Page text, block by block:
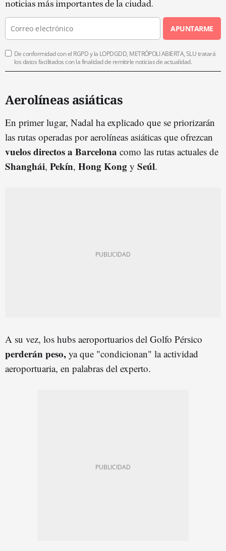
noticias más importantes de la ciudad.
APUNTARME
De conformidad con el RGPD y la LOPDGDD, METRÓPOLI ABIERTA, SLU tratará
los datos facilitados con la finalidad de remitirle noticias de actualidad.
Aerolíneas asiáticas
En primer lugar, Nadal ha explicado que se priorizarán
las rutas operadas por aerolíneas asiáticas que ofrezcan
vuelos directos a Barcelona como las rutas actuales de
Shanghái, Pekín, HongKong y Seúl.
A su vez, los hubs aeroportuarios del Golfo Pérsico
perderán peso, ya que "condicionan" la actividad
aeroportuaria, en palabras del experto.